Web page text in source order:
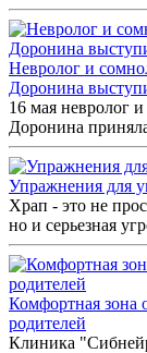
Невролог и
Доронина
16 мая невролог
Доронина
Упражнения для
Храп - это не
но и серьезная
Комфортная зона
родителей
Клиника